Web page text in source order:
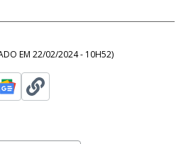
EM 22/02/2024 - 10H52)